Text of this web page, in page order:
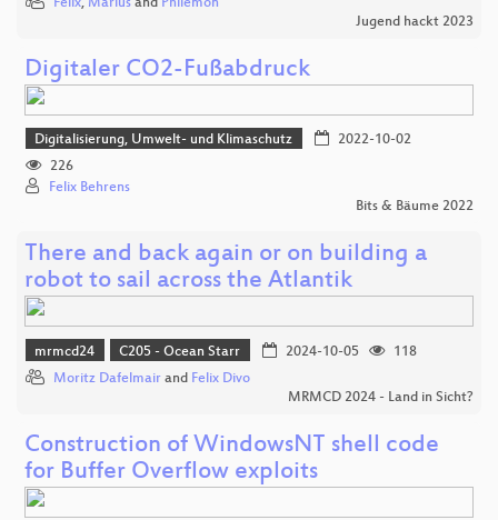
Felix, Marius and Philemon
Jugend hackt 2023
Digitaler CO2-Fußabdruck
Digitalisierung, Umwelt- und Klimaschutz
2022-10-02
226
Felix Behrens
Bits & Bäume 2022
There and back again or on building a
robot to sail across the Atlantik
mrmcd24 C205 - Ocean Starr 2024-10-05
118
Moritz Dafelmair and Felix Divo
MRMCD 2024 - Land in Sicht?
Construction of WindowsNT shell code
for Buffer Overflow exploits